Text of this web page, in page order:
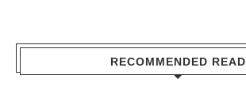
RECOMMENDED READ